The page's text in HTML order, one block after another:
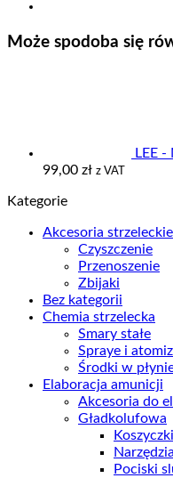
Może spodoba się
LEE
99,00 zł z VAT
Kategorie
Akcesoria strzeleckie
Czyszczenie
Przenoszenie
Zbijaki
Bez kategorii
Chemia strzelecka
Smary stałe
Spraye i
Środki w
Elaboracja amunicji
Akcesoria do
Gładkolufowa
Narzędzia
Pociski